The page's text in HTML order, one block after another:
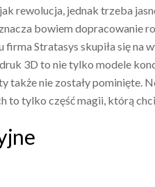
rewolucja, jednak trzeba
bowiem dopracowanie
Stratasys skupiła się
3D to nie tylko modele
także nie zostały
to tylko część magii, którą